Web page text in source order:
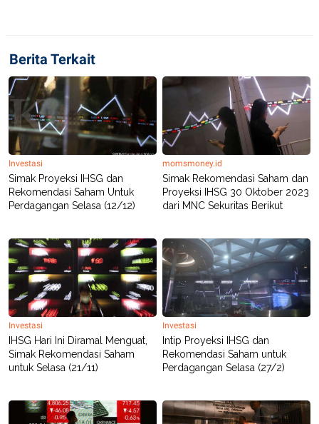
Berita Terkait
Investasi
Simak Proyeksi IHSG dan
Rekomendasi Saham Untuk
Perdagangan Selasa (12/12)
momsmoney.id
Simak Rekomendasi Saham dan
Proyeksi IHSG 30 Oktober 2023
dari MNC Sekuritas Berikut
Investasi
IHSG Hari Ini Diramal Menguat,
Simak Rekomendasi Saham
untuk Selasa (21/11)
Investasi
Intip Proyeksi IHSG dan
Rekomendasi Saham untuk
Perdagangan Selasa (27/2)